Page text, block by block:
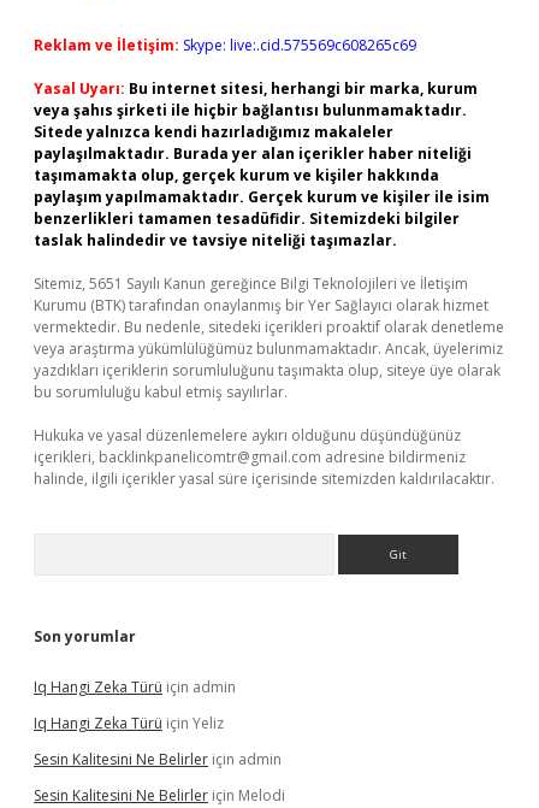
Reklam ve İletişim: Skype: live:.cid.575569c608265c69
Yasal Uyarı: Bu internet sitesi, herhangi bir marka, kurum
veya şahıs şirketi ile hiçbir bağlantısı bulunmamaktadır.
Sitede yalnızca kendi hazırladığımız makaleler
paylaşılmaktadır. Burada yer alan içerikler haber niteliği
taşımamakta olup, gerçek kurum ve kişiler hakkında
paylaşım yapılmamaktadır. Gerçek kurum ve kişiler ile isim
benzerlikleri tamamen tesadüfidir. Sitemizdeki bilgiler
taslak halindedir ve tavsiye niteliği taşımazlar.
Sitemiz, 5651 Sayılı Kanun gereğince Bilgi Teknolojileri ve İletişim
Kurumu (BTK) tarafından onaylanmış bir Yer Sağlayıcı olarak hizmet
vermektedir. Bu nedenle, sitedeki içerikleri proaktif olarak denetleme
veya araştırma yükümlülüğümüz bulunmamaktadır. Ancak, üyelerimiz
yazdıkları içeriklerin sorumluluğunu taşımakta olup, siteye üye olarak
bu sorumluluğu kabul etmiş sayılırlar.
Hukuka ve yasal düzenlemelere aykırı olduğunu düşündüğünüz
içerikleri, backlinkpanelicomtr@gmail.com adresine bildirmeniz
halinde, ilgili içerikler yasal süre içerisinde sitemizden kaldırılacaktır.
Son yorumlar
Iq Hangi Zeka Türü için admin
Iq Hangi Zeka Türü için Yeliz
Sesin Kalitesini Ne Belirler için admin
Sesin Kalitesini Ne Belirler için Melodi